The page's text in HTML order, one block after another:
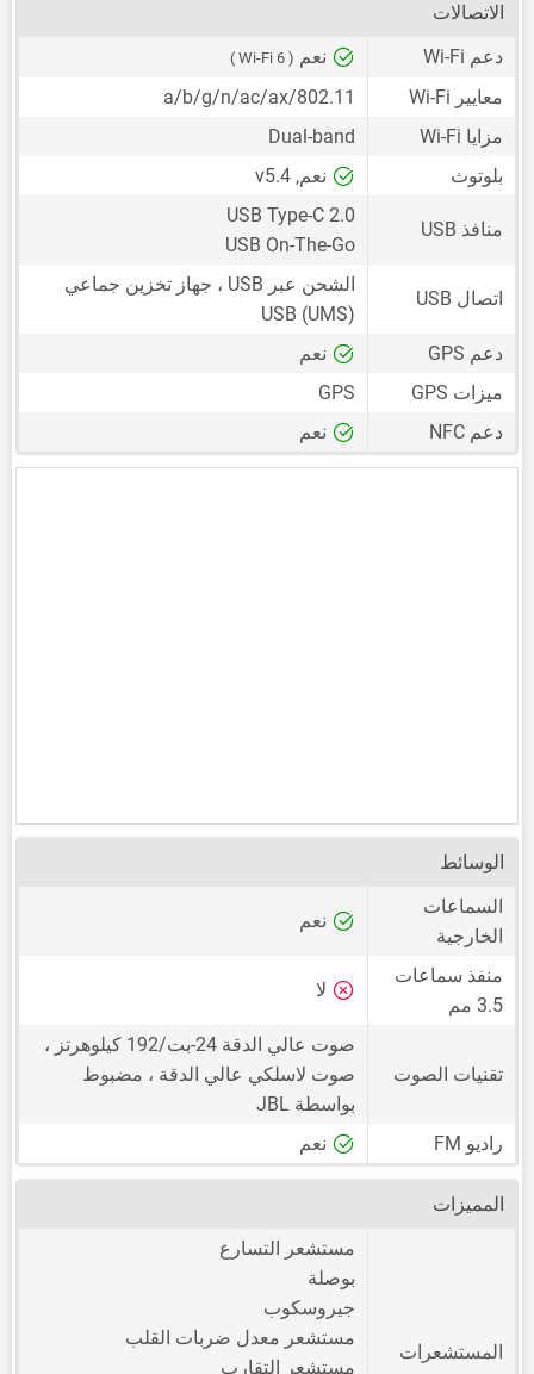
الاتصالات
دعم Wi-Fi
نعم ( Wi-Fi 6 )
معايير Wi-Fi
802.11/a/b/g/n/ac/ax
مزايا Wi-Fi
Dual-band
بلوتوث
نعم, v5.4
منافذ USB
USB Type-C 2.0
USB On-The-Go
اتصال USB
الشحن عبر USB ، جهاز تخزين جماعي
USB (UMS)
دعم GPS
نعم
ميزات GPS
GPS
دعم NFC
نعم
الوسائط
السماعات
الخارجية
نعم
منفذ سماعات
3.5 مم
لا
تقنيات الصوت
صوت عالي الدقة 24-بت/192 كيلوهرتز ،
صوت لاسلكي عالي الدقة ، مضبوط
بواسطة JBL
راديو FM
نعم
المميزات
المستشعرات
مستشعر التسارع
بوصلة
جيروسكوب
مستشعر معدل ضربات القلب
مستشعر التقارب